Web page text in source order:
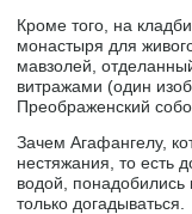
Кроме того, на
монастыря для
мавзолей,
витражами (один
Преображенский
Зачем Агафангелу,
нестяжания, то есть
водой, понадобились
только догадываться.